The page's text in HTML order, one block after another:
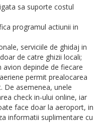
sa suporte costul
programul actiunii in
serviciile de ghidaj in
de catre ghizii locali;
avion depinde de fiecare
permit prealocarea
De asemenea, unele
check in-ului online, iar
face doar la aeroport, in
informatii suplimentare cu